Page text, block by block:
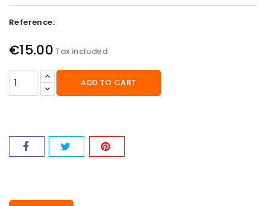
Reference:
€15.00 Tax included
ADD TO CART